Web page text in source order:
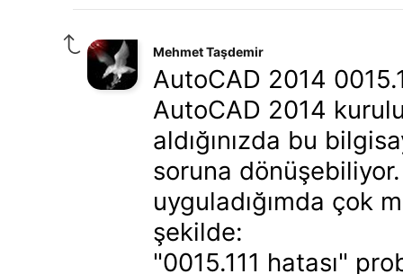
Mehmet Taşdemir
AutoCAD 2014
AutoCAD 2014
aldığınızda bu
soruna
uyguladığımda çok
şekilde:
"0015.111 hatası"